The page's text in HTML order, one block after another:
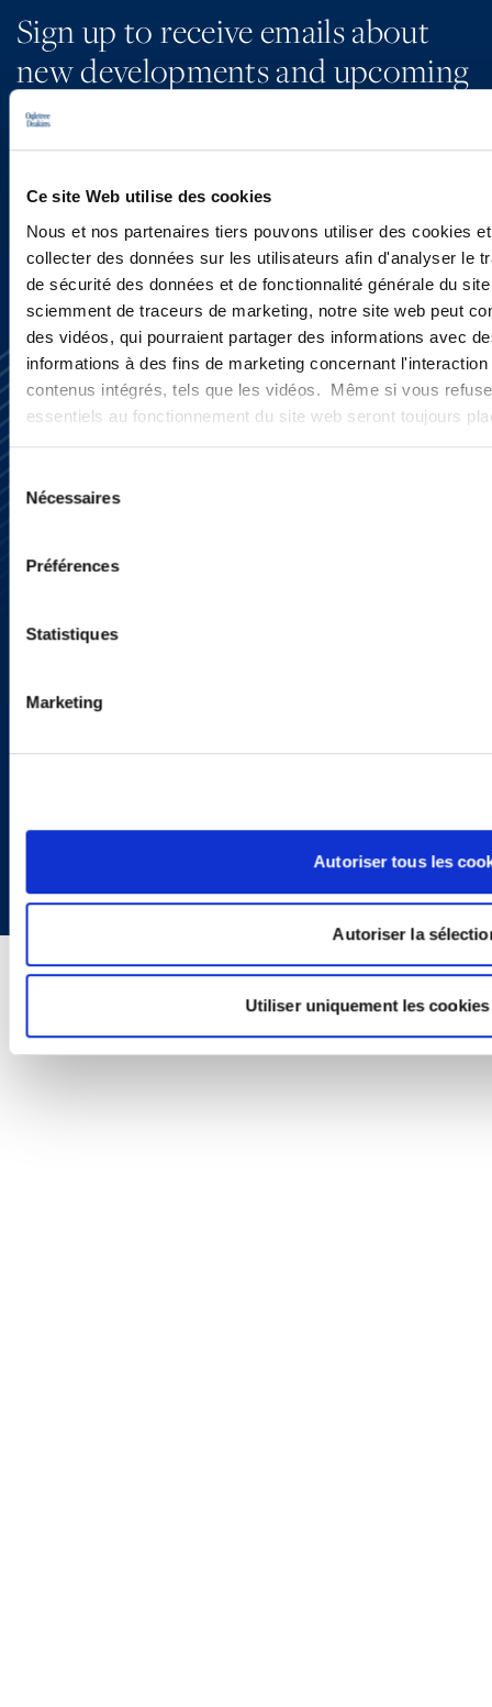
Ce site Web utilise des cookies
Nous et nos partenaires tiers pouvons utiliser des cookies
collecter des données sur les utilisateurs afin d'analyser le
de sécurité des données et de fonctionnalité générale du
sciemment de traceurs de marketing, notre site web peut
des vidéos, qui pourraient partager des informations avec
informations à des fins de marketing concernant
contenus intégrés, tels que les vidéos. Même si vous
essentiels au fonctionnement du site web seront toujours
Nécessaires
Préférences
Statistiques
Marketing
Autoriser tous les
Autoriser la
Utiliser uniquement les
Sign up to receive emails about
new developments and upcoming
programs.
SIGN UP NOW
Subscribe
LinkedIn
Legal Notice and Disclaimer